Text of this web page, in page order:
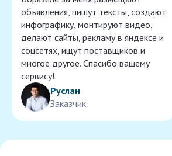
объявления, пишут тексты, создают
инфографику, монтируют видео,
делают сайты, рекламу в яндексе и
соцсетях, ищут поставщиков и
многое другое. Спасибо вашему
сервису!
Руслан
Заказчик